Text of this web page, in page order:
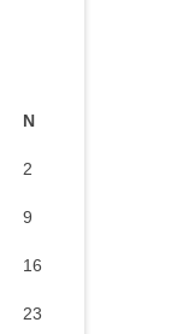
N
2
9
16
23